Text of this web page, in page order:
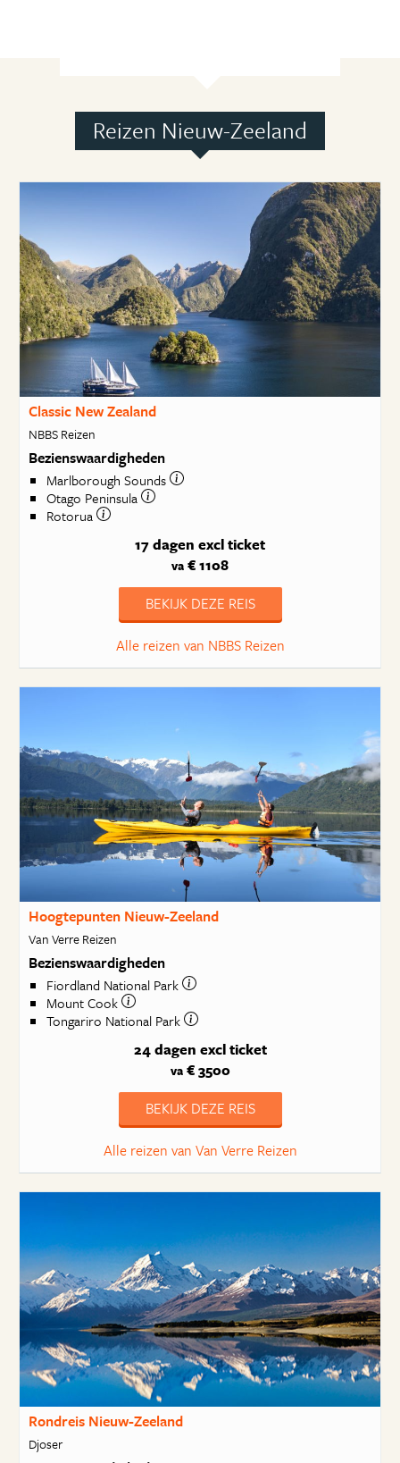
Reizen Nieuw-Zeeland
Classic New Zealand
NBBS Reizen
Bezienswaardigheden
Marlborough Sounds
Otago Peninsula
Rotorua
17 dagen excl ticket
va € 1108
BEKIJK DEZE REIS
Alle reizen van NBBS Reizen
Hoogtepunten Nieuw-Zeeland
Van Verre Reizen
Bezienswaardigheden
Fiordland National Park
Mount Cook
Tongariro National Park
24 dagen excl ticket
va€ 3500
BEKIJK DEZE REIS
Alle reizen van Van Verre Reizen
Rondreis Nieuw-Zeeland
Djoser